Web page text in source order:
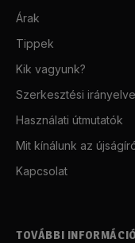
Árak
Tippek
Kik vagyunk?
Szerkesztési
Használati útmutatók
Mit kínálunk az
Kapcsolat
TOVÁBBI